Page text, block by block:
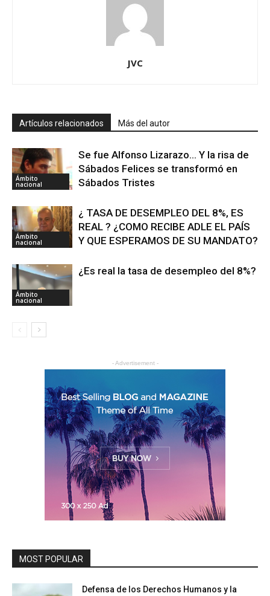
JVC
Artículos relacionados Más del autor
Ámbito
nacional
Se fue Alfonso Lizarazo… Y la risa de
Sábados Felices se transformó en
Sábados Tristes
Ámbito
nacional
¿ TASA DE DESEMPLEO DEL 8%, ES
REAL ? ¿COMO RECIBE ADLE EL PAÍS
Y QUE ESPERAMOS DE SU MANDATO?
Ámbito
nacional
¿Es real la tasa de desempleo del 8%?
- Advertisement -
MOST POPULAR
Defensa de los Derechos Humanos y la